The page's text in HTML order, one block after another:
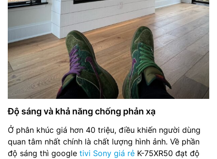
Độ sáng và khả năng chống phản xạ
Ở phân khúc giá hơn 40 triệu, điều khiến người dùng
quan tâm nhất chính là chất lượng hình ảnh. Về phần
độ sáng thì google tivi Sony giá rẻ K-75XR50 đạt độ